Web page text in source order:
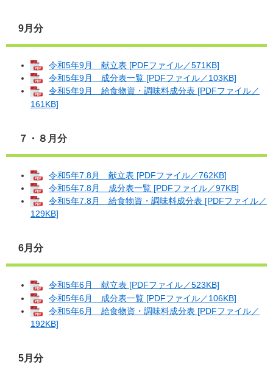
9月分
令和5年9月 献立表 [PDFファイル／571KB]
令和5年9月 成分表一覧 [PDFファイル／103KB]
令和5年9月 給食物資・調味料成分表 [PDFファイル／
161KB]
７・８月分
令和5年7.8月 献立表 [PDFファイル／762KB]
令和5年7.8月 成分表一覧 [PDFファイル／97KB]
令和5年7.8月 給食物資・調味料成分表 [PDFファイル／
129KB]
6月分
令和5年6月 献立表 [PDFファイル／523KB]
令和5年6月 成分表一覧 [PDFファイル／106KB]
令和5年6月 給食物資・調味料成分表 [PDFファイル／
192KB]
5月分